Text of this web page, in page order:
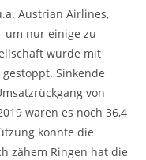
Austrian Airlines,
um nur einige zu
wurde mit
Sinkende
von
waren es noch 36,4
konnte die
zähem Ringen hat die